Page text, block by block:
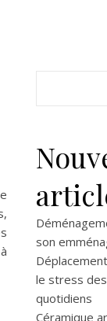
son
le stress
quotidiens
Céramique